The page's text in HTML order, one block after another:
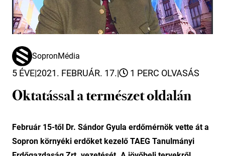
SopronMédia
5 ÉVE|2021. FEBRUÁR. 17.| 1 PERC OLVASÁS
Oktatással a természet oldalán
Február 15-től Dr. Sándor Gyula erdőmérnök vette át a
Sopron környéki erdőket kezelő TAEG Tanulmányi